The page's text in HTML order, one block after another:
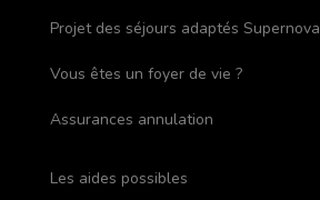
Projet des séjours adaptés Supernova
Vous êtes un foyer de vie ?
Assurances annulation
Les aides possibles